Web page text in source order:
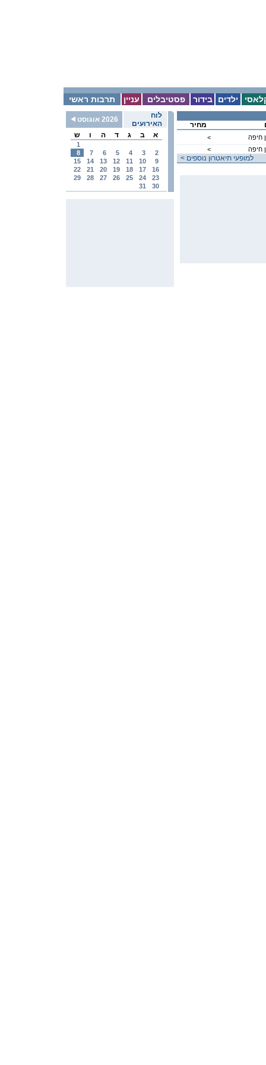
תרבות ראשי עניין פסטיבלים בידור ילדים
לוח
האירועים
2026 אוגוסט
א
ב ג ד ה ו ש
1
2
3
4
5
6
7
8
9
10
11
12
13
14
15
16
17
18
19
20
21
22
23
24
25
26
27
28
29
30
31
מחיר
<
חיפה
<
חיפה
< למופעי תיאטרון נוספים